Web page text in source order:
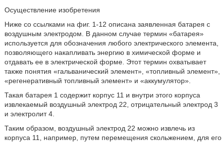
Осуществление изобретения
Ниже со ссылками на фиг. 1-12 описана заявленная батарея с
воздушным электродом. В данном случае термин «батарея»
используется для обозначения любого электрического элемента,
позволяющего накапливать энергию в химической форме и
отдавать ее в электрической форме. Этот термин охватывает
также понятия «гальванический элемент», «топливный элемент»,
«регенеративный топливный элемент» и «аккумулятор».
Такая батарея 1 содержит корпус 11 и внутри этого корпуса
извлекаемый воздушный электрод 22, отрицательный электрод 3
и электролит 4.
Таким образом, воздушный электрод 22 можно извлечь из
корпуса 11, например, путем перемещения скольжением, для его